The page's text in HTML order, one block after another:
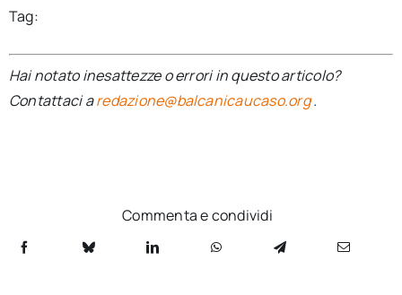
Tag:
Hai notato inesattezze o errori in questo articolo?
Contattaci aredazione@balcanicaucaso.org.
Commenta e condividi